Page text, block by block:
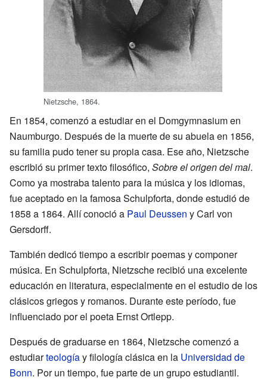
Nietzsche, 1864.
En 1854, comenzó a estudiar en el Domgymnasium en
Naumburgo. Después de la muerte de su abuela en 1856,
su familia pudo tener su propia casa. Ese año, Nietzsche
escribió su primer texto filosófico, Sobre el origen del mal.
Como ya mostraba talento para la música y los idiomas,
fue aceptado en la famosa Schulpforta, donde estudió de
1858 a 1864. Allí conoció a Paul Deussen y Carl von
Gersdorff.
También dedicó tiempo a escribir poemas y componer
música. En Schulpforta, Nietzsche recibió una excelente
educación en literatura, especialmente en el estudio de los
clásicos griegos y romanos. Durante este período, fue
influenciado por el poeta Ernst Ortlepp.
Después de graduarse en 1864, Nietzsche comenzó a
estudiarteologíay filología clásica en la Universidad de
Bonn. Por un tiempo, fue parte de un grupo estudiantil.